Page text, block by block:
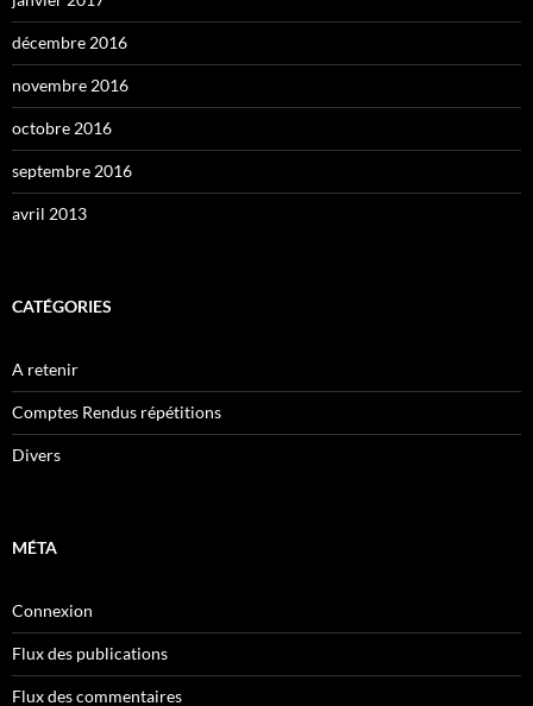
décembre 2016
novembre 2016
octobre 2016
septembre 2016
avril 2013
CATÉGORIES
A retenir
Comptes Rendus répétitions
Divers
MÉTA
Connexion
Flux des publications
Flux des commentaires